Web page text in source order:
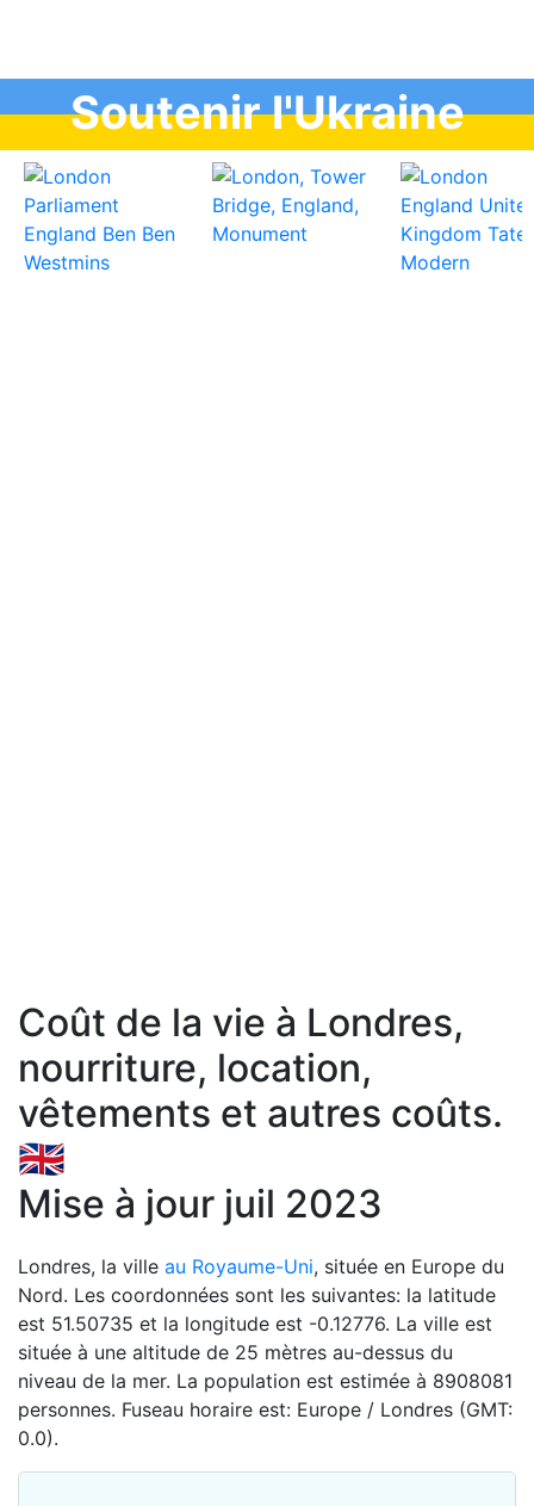
Soutenir l'Ukraine
Coût de la vie à Londres,
nourriture, location,
vêtements et autres coûts.
🇬🇧
Mise à jour juil 2023
Londres, la ville au Royaume-Uni, située en Europe du
Nord. Les coordonnées sont les suivantes: la latitude
est 51.50735 et la longitude est -0.12776. La ville est
située à une altitude de 25 mètres au-dessus du
niveau de la mer. La population est estimée à 8908081
personnes. Fuseau horaire est: Europe / Londres (GMT:
0.0).